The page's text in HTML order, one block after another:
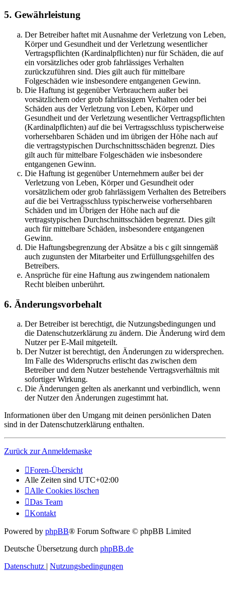
5. Gewährleistung
Der Betreiber haftet mit Ausnahme der Verletzung von Leben,
Körper und Gesundheit und der Verletzung wesentlicher
Vertragspflichten (Kardinalpflichten) nur für Schäden, die auf
ein vorsätzliches oder grob fahrlässiges Verhalten
zurückzuführen sind. Dies gilt auch für mittelbare
Folgeschäden wie insbesondere entgangenen Gewinn.
Die Haftung ist gegenüber Verbrauchern außer bei
vorsätzlichem oder grob fahrlässigem Verhalten oder bei
Schäden aus der Verletzung von Leben, Körper und
Gesundheit und der Verletzung wesentlicher Vertragspflichten
(Kardinalpflichten) auf die bei Vertragsschluss typischerweise
vorhersehbaren Schäden und im übrigen der Höhe nach auf
die vertragstypischen Durchschnittsschäden begrenzt. Dies
gilt auch für mittelbare Folgeschäden wie insbesondere
entgangenen Gewinn.
Die Haftung ist gegenüber Unternehmern außer bei der
Verletzung von Leben, Körper und Gesundheit oder
vorsätzlichem oder grob fahrlässigem Verhalten des Betreibers
auf die bei Vertragsschluss typischerweise vorhersehbaren
Schäden und im Übrigen der Höhe nach auf die
vertragstypischen Durchschnittsschäden begrenzt. Dies gilt
auch für mittelbare Schäden, insbesondere entgangenen
Gewinn.
Die Haftungsbegrenzung der Absätze a bis c gilt sinngemäß
auch zugunsten der Mitarbeiter und Erfüllungsgehilfen des
Betreibers.
Ansprüche für eine Haftung aus zwingendem nationalem
Recht bleiben unberührt.
6. Änderungsvorbehalt
Der Betreiber ist berechtigt, die Nutzungsbedingungen und
die Datenschutzerklärung zu ändern. Die Änderung wird dem
Nutzer per E-Mail mitgeteilt.
Der Nutzer ist berechtigt, den Änderungen zu widersprechen.
Im Falle des Widerspruchs erlischt das zwischen dem
Betreiber und dem Nutzer bestehende Vertragsverhältnis mit
sofortiger Wirkung.
Die Änderungen gelten als anerkannt und verbindlich, wenn
der Nutzer den Änderungen zugestimmt hat.
Informationen über den Umgang mit deinen persönlichen Daten
sind in der Datenschutzerklärung enthalten.
Zurück zur Anmeldemaske
Foren-Übersicht
Alle Zeiten sind UTC+02:00
Alle Cookies löschen
Das Team
Kontakt
Powered by phpBB® Forum Software © phpBB Limited
Deutsche Übersetzung durch phpBB.de
Datenschutz | Nutzungsbedingungen